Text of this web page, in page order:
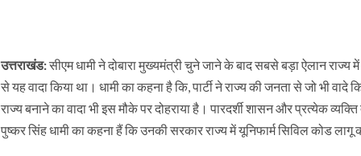
उत्तराखंड:सीएम धामी ने दोबारा मुख्यमंत्री चुने जाने के बाद सबसे बड़ा ऐलान
से यह वादा किया था। धामी का कहना है कि, पार्टी ने राज्य की जनता से जो भी
राज्य बनाने का वादा भी इस मौके पर दोहराया है। पारदर्शी शासन और प्रत्येक
पुष्कर सिंह धामी का कहना हैं कि उनकी सरकार राज्य में यूनिफार्म सिविल कोड लागू